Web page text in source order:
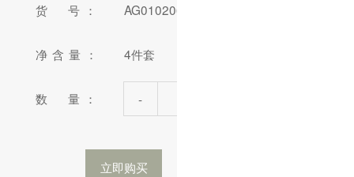
货 号： AG010206-01
净含量： 4件套
数 量： -
立即购买